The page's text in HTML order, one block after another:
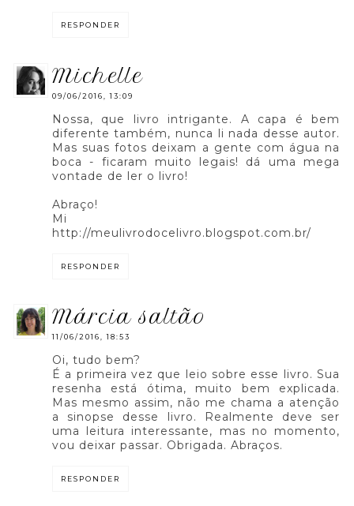
RESPONDER
michelle
09/06/2016, 13:09
Nossa, que livro intrigante. A capa é bem
diferente também, nunca li nada desse autor.
Mas suas fotos deixam a gente com água na
boca - ficaram muito legais! dá uma mega
vontade de ler o livro!
Abraço!
Mi
http://meulivrodocelivro.blogspot.com.br/
RESPONDER
márcia saltão
11/06/2016, 18:53
Oi, tudo bem?
É a primeira vez que leio sobre esse livro. Sua
resenha está ótima, muito bem explicada.
Mas mesmo assim, não me chama a atenção
a sinopse desse livro. Realmente deve ser
uma leitura interessante, mas no momento,
vou deixar passar. Obrigada. Abraços.
RESPONDER